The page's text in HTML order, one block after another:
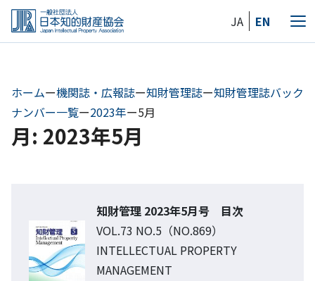
Skip
the
JA EN
メ
ー
ホームー機関誌・広報誌ー知財管理誌ー知財管理誌バック
ナンバー一覧ー2023年ー5月
月: 2023年5月
知財管理 2023年5月号 目次
VOL.73 NO.5（NO.869）
INTELLECTUAL PROPERTY
MANAGEMENT